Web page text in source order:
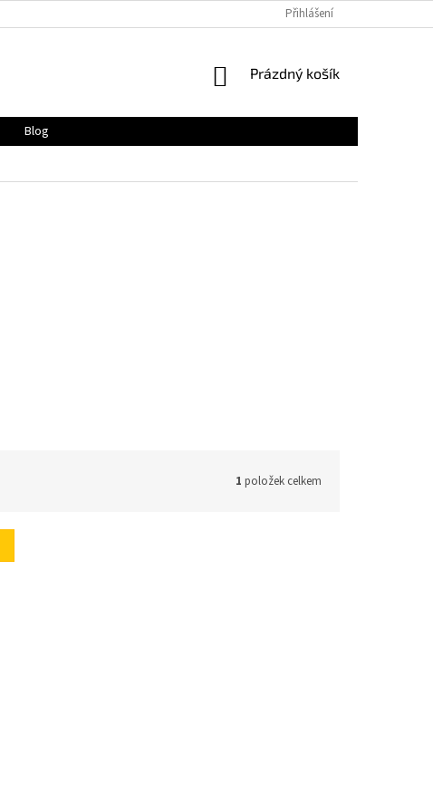
Přihlášení
NÁKUPNÍ
Prázdný košík
Blog
1 položek celkem